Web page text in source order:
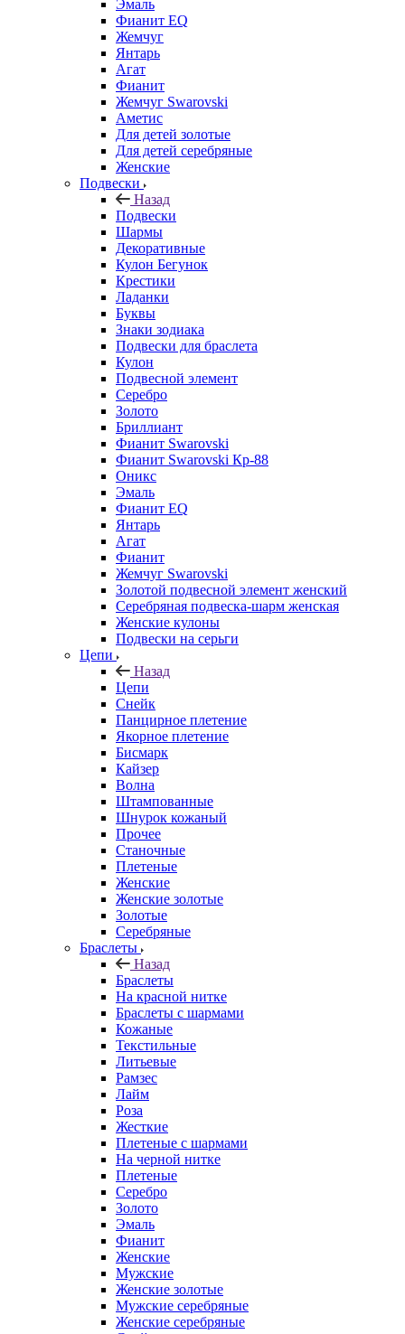
Эмаль
Фианит EQ
Жемчуг
Янтарь
Агат
Фианит
Жемчуг Swarovski
Аметис
Для детей золотые
Для детей серебряные
Женские
Подвески
Назад
Подвески
Шармы
Декоративные
Кулон Бегунок
Крестики
Ладанки
Буквы
Знаки зодиака
Подвески для браслета
Кулон
Подвесной элемент
Серебро
Золото
Бриллиант
Фианит Swarovski
Фианит Swarovski Кр-88
Оникс
Эмаль
Фианит EQ
Янтарь
Агат
Фианит
Жемчуг Swarovski
Золотой подвесной элемент женcкий
Серебряная подвеска-шарм женская
Женские кулоны
Подвески на серьги
Цепи
Назад
Цепи
Снейк
Панцирное плетение
Якорное плетение
Бисмарк
Кайзер
Волна
Штампованные
Шнурок кожаный
Прочее
Станочные
Плетеные
Женские
Женские золотые
Золотые
Серебряные
Браслеты
Назад
Браслеты
На красной нитке
Браслеты с шармами
Кожаные
Текстильные
Литьевые
Рамзес
Лайм
Роза
Жесткие
Плетеные с шармами
На черной нитке
Плетеные
Серебро
Золото
Эмаль
Фианит
Женские
Мужские
Женские золотые
Мужские серебряные
Женские серебряные